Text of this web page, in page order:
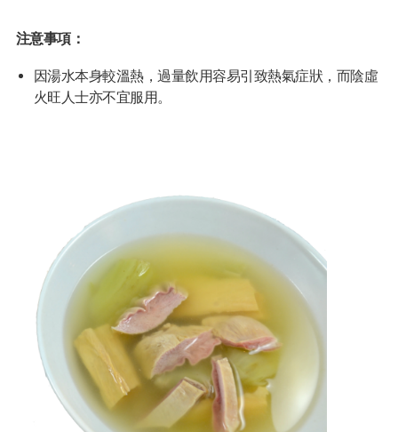
注意事項：
因湯水本身較溫熱，過量飲用容易引致熱氣症狀，而陰虛
火旺人士亦不宜服用。